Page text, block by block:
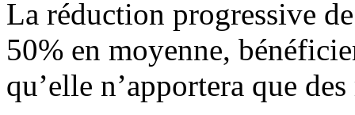
La réduction progressive
50% en moyenne,
qu’elle n’apportera que